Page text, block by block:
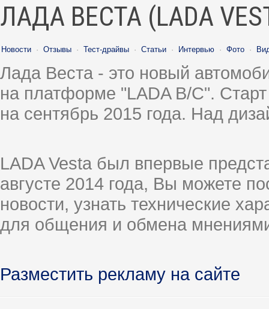
ЛАДА ВЕСТА (LADA
Новости · Отзывы · Тест-драйвы · Статьи · Интервью · Фото ·
Лада Веста - это новый
на платформе "LADA B/C".
на сентябрь 2015 года. Над
LADA Vesta был впервые
августе 2014 года, Вы можете
новости, узнать технические
для общения и обмена
Разместить рекламу на сайте